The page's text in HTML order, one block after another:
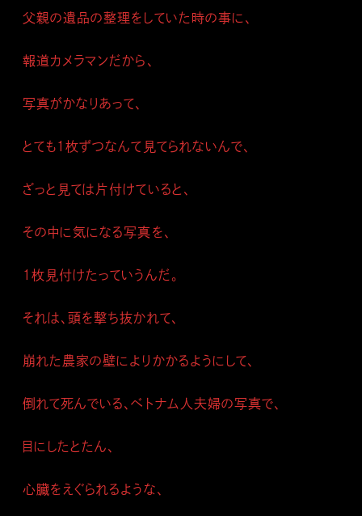
父親の遺品の整理をしていた時の事に、
報道カメラマンだから、
写真がかなりあって、
とても１枚ずつなんて見てられないんで、
ざっと見ては片付けていると、
その中に気になる写真を、
１枚見付けたっていうんだ。
それは、頭を撃ち抜かれて、
崩れた農家の壁によりかかるようにして、
倒れて死んでいる、ベトナム人夫婦の写真で、
目にしたとたん、
心臓をえぐられるような、